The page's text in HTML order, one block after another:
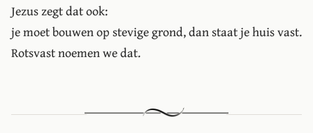
Jezus zegt dat ook:
je moet bouwen op stevige grond, dan staat je huis vast.
Rotsvast noemen we dat.